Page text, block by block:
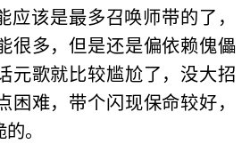
应该是最多召唤师带的了，
很多，但是还是偏依赖傀儡
元歌就比较尴尬了，没大招
困难，带个闪现保命较好，
。